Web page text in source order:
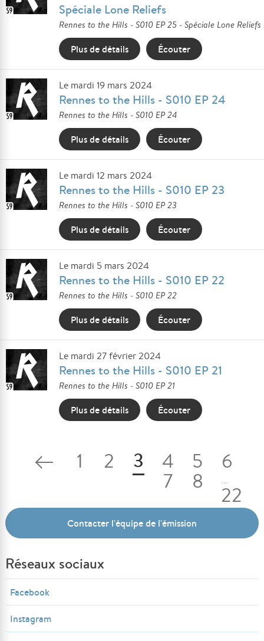
Spéciale Lone Reliefs
Rennes to the Hills - S010 EP 25 - Spéciale Lone Reliefs
Plus de détails Écouter
Le mardi 19 mars 2024
Rennes to the Hills - S010 EP 24
Rennes to the Hills - S010 EP 24
Plus de détails Écouter
Le mardi 12 mars 2024
Rennes to the Hills - S010 EP 23
Rennes to the Hills - S010 EP 23
Plus de détails Écouter
Le mardi 5 mars 2024
Rennes to the Hills - S010 EP 22
Rennes to the Hills - S010 EP 22
Plus de détails Écouter
Le mardi 27 février 2024
Rennes to the Hills - S010 EP 21
Rennes to the Hills - S010 EP 21
Plus de détails Écouter
1 2 3 4 5
6
7
8 ...
22
23
Contacter l'équipe de l'émission
Réseaux sociaux
Facebook
Instagram